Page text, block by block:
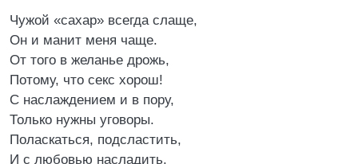
Чужой «сахар» всегда слаще,
Он и манит меня чаще.
От того в желанье дрожь,
Потому, что секс хорош!
С наслаждением и в пору,
Только нужны уговоры.
Поласкаться, подсластить,
И с любовью насладить.